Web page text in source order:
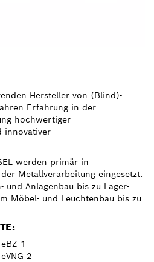
Hersteller von (Blind)-
Erfahrung in der
hochwertiger
innovativer
werden primär in
Metallverarbeitung eingesetzt.
und Anlagenbau bis zu Lager-
Möbel- und Leuchtenbau bis zu
1
2